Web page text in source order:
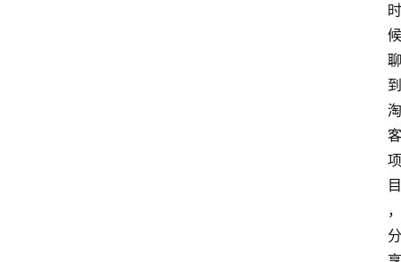
时
候
聊
到
淘
客
项
目
，
分